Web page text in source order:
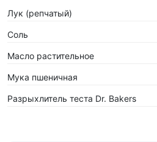
Лук (репчатый)
Соль
Масло растительное
Мука пшеничная
Разрыхлитель теста Dr. Bakers